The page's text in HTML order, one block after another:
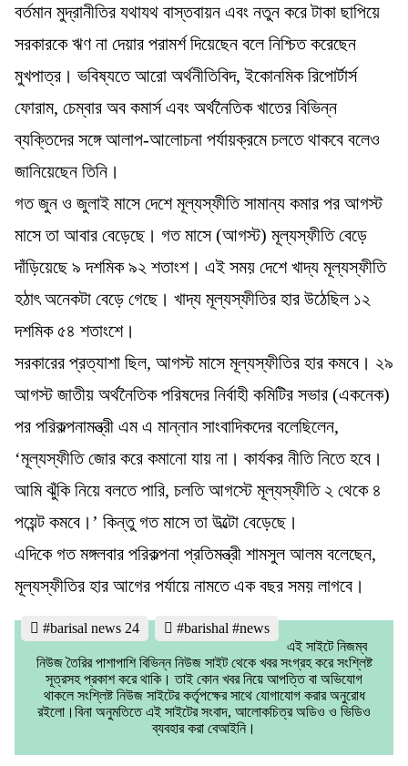
বর্তমান মুদ্রানীতির যথাযথ বাস্তবায়ন এবং নতুন করে টাকা ছাপিয়ে
সরকারকে ঋণ না দেয়ার পরামর্শ দিয়েছেন বলে নিশ্চিত করেছেন
মুখপাত্র। ভবিষ্যতে আরো অর্থনীতিবিদ, ইকোনমিক রিপোর্টার্স
ফোরাম, চেম্বার অব কমার্স এবং অর্থনৈতিক খাতের বিভিন্ন
ব্যক্তিদের সঙ্গে আলাপ-আলোচনা পর্যায়ক্রমে চলতে থাকবে বলেও
জানিয়েছেন তিনি।
গত জুন ও জুলাই মাসে দেশে মূল্যস্ফীতি সামান্য কমার পর আগস্ট
মাসে তা আবার বেড়েছে। গত মাসে (আগস্ট) মূল্যস্ফীতি বেড়ে
দাঁড়িয়েছে ৯ দশমিক ৯২ শতাংশ। এই সময় দেশে খাদ্য মূল্যস্ফীতি
হঠাৎ অনেকটা বেড়ে গেছে। খাদ্য মূল্যস্ফীতির হার উঠেছিল ১২
দশমিক ৫৪ শতাংশে।
সরকারের প্রত্যাশা ছিল, আগস্ট মাসে মূল্যস্ফীতির হার কমবে। ২৯
আগস্ট জাতীয় অর্থনৈতিক পরিষদের নির্বাহী কমিটির সভার (একনেক)
পর পরিকল্পনামন্ত্রী এম এ মান্নান সাংবাদিকদের বলেছিলেন,
‘মূল্যস্ফীতি জোর করে কমানো যায় না। কার্যকর নীতি নিতে হবে।
আমি ঝুঁকি নিয়ে বলতে পারি, চলতি আগস্টে মূল্যস্ফীতি ২ থেকে ৪
পয়েন্ট কমবে।’ কিন্তু গত মাসে তা উল্টো বেড়েছে।
এদিকে গত মঙ্গলবার পরিকল্পনা প্রতিমন্ত্রী শামসুল আলম বলেছেন,
মূল্যস্ফীতির হার আগের পর্যায়ে নামতে এক বছর সময় লাগবে।
#barisal news 24
#barishal #news
এই সাইটে নিজম্ব
নিউজ তৈরির পাশাপাশি বিভিন্ন নিউজ সাইট থেকে খবর সংগ্রহ করে সংশ্লিষ্ট
সূত্রসহ প্রকাশ করে থাকি। তাই কোন খবর নিয়ে আপত্তি বা অভিযোগ
থাকলে সংশ্লিষ্ট নিউজ সাইটের কর্তৃপক্ষের সাথে যোগাযোগ করার অনুরোধ
রইলো।বিনা অনুমতিতে এই সাইটের সংবাদ, আলোকচিত্র অডিও ও ভিডিও
ব্যবহার করা বেআইনি।